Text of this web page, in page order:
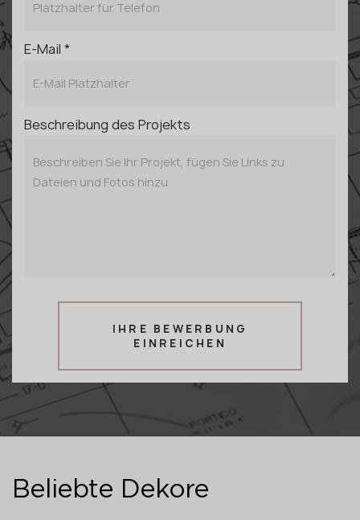
E-Mail *
Beschreibung des Projekts
IHRE BEWERBUNG
EINREICHEN
Beliebte Dekore